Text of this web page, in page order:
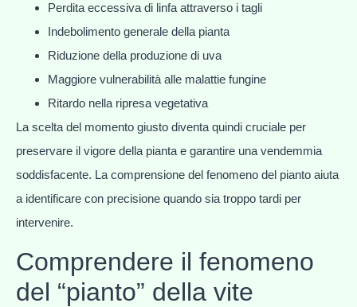
Perdita eccessiva di linfa attraverso i tagli
Indebolimento generale della pianta
Riduzione della produzione di uva
Maggiore vulnerabilità alle malattie fungine
Ritardo nella ripresa vegetativa
La scelta del momento giusto diventa quindi cruciale per
preservare il vigore della pianta e garantire una vendemmia
soddisfacente. La comprensione del fenomeno del pianto aiuta
a identificare con precisione quando sia troppo tardi per
intervenire.
Comprendere il fenomeno
del “pianto” della vite